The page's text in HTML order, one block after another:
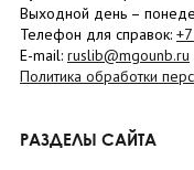
Выходной день –
Телефон для справок:
E-mail: ruslib@mgounb.ru
Политика обработки
РАЗДЕЛЫ САЙТА